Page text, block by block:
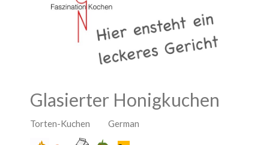
Glasierter Honigkuchen
Torten-Kuchen German